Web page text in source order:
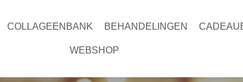
COLLAGEENBANK BEHANDELINGEN
WEBSHOP